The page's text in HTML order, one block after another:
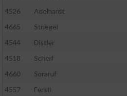
4526
Adelhardt
4665
Striegel
4544
Distler
4518
Scherl
4660
Soraruf
4557
Ferstl